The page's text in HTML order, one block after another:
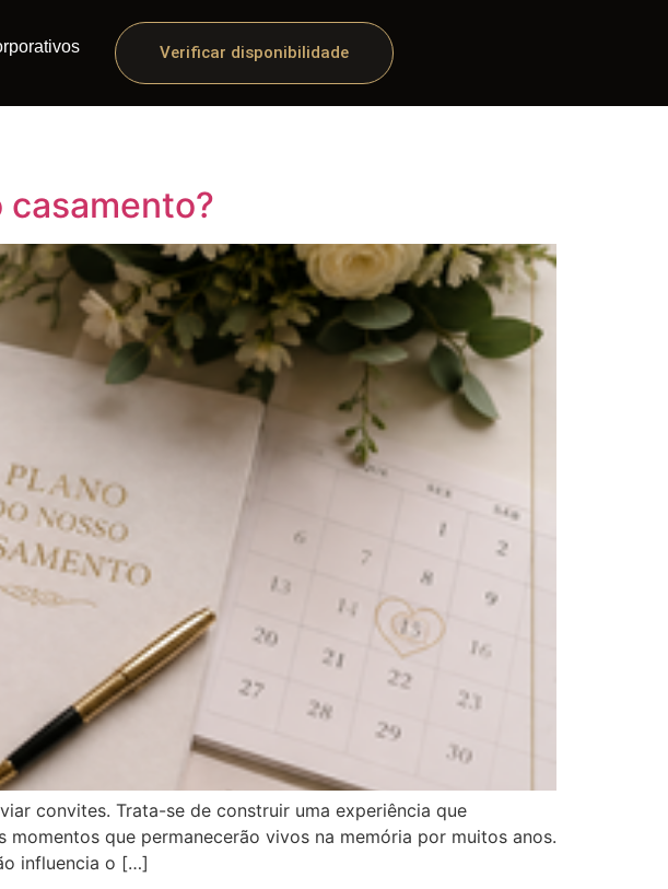
Verificar disponibilidade
convites. Trata-se de construir uma experiência que
que permanecerão vivos na memória por muitos anos.
influencia o […]